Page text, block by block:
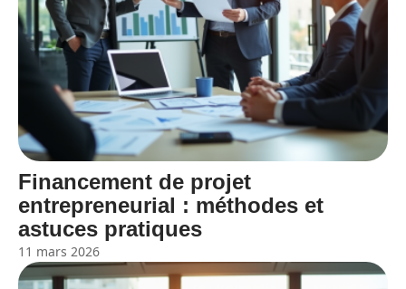
Financement de projet
entrepreneurial : méthodes et
astuces pratiques
11 mars 2026